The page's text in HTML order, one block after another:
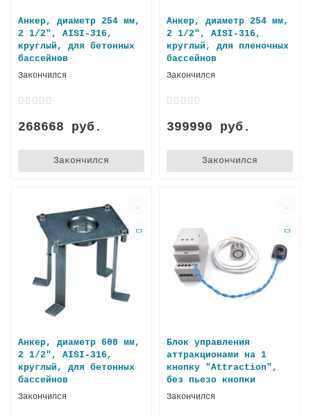
Анкер, диаметр 254 мм,
2 1/2", AISI-316,
круглый, для бетонных
бассейнов
Закончился
268668 руб.
Закончился
Анкер, диаметр 254 мм,
2 1/2", AISI-316,
круглый, для пленочных
бассейнов
Закончился
399990 руб.
Закончился
Анкер, диаметр 600 мм,
2 1/2", AISI-316,
круглый, для бетонных
бассейнов
Закончился
Блок управления
аттракционами на 1
кнопку "Attraction",
без пьезо кнопки
Закончился